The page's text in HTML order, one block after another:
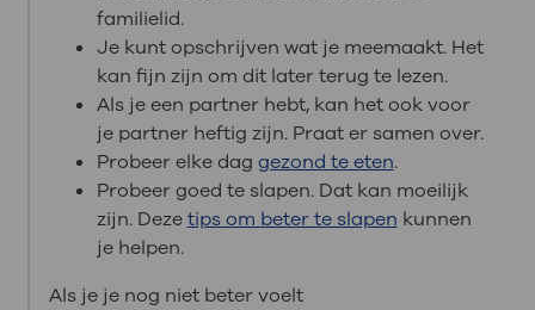
familielid.
Je kunt opschrijven wat je meemaakt. Het
kan fijn zijn om dit later terug te lezen.
Als je een partner hebt, kan het ook voor
je partner heftig zijn. Praat er samen over.
Probeer elke dag gezond te eten.
Probeer goed te slapen. Dat kan moeilijk
zijn. Dezetips om beter te slapen kunnen
je helpen.
Als je je nog niet beter voelt